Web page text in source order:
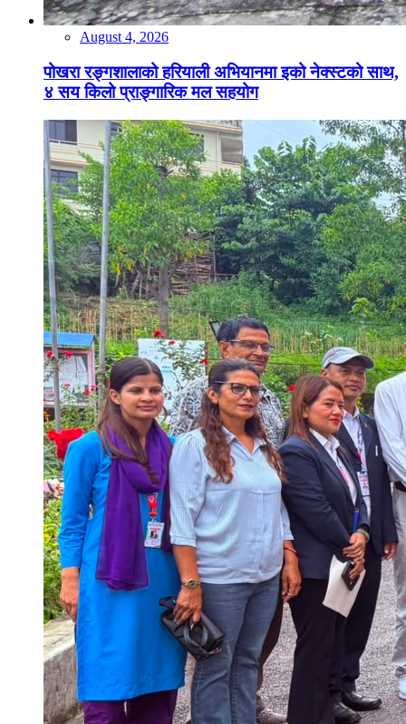
August 4, 2026
पोखरा रङ्गशालाको हरियाली अभियानमा इको नेक्स्टको साथ,
४ सय किलो प्राङ्गारिक मल सहयोग